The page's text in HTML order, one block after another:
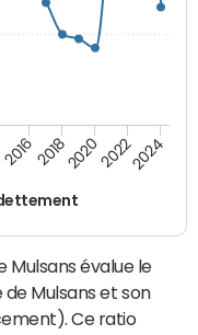
20162018202020222024
évalue le
Mulsans et son
Ce ratio